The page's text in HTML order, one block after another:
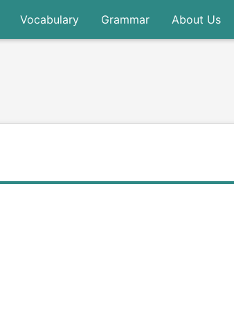
Vocabulary Grammar About Us